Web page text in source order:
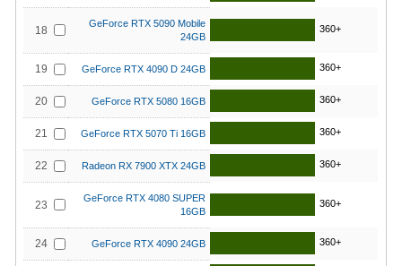
18
GeForce RTX 5090 Mobile
24GB
360+
19 GeForce RTX 4090 D 24GB 360+
20 GeForce RTX 5080 16GB 360+
21 GeForce RTX 5070 Ti 16GB 360+
22 Radeon RX 7900 XTX 24GB 360+
23
GeForce RTX 4080 SUPER
16GB
360+
24 GeForce RTX 4090 24GB 360+